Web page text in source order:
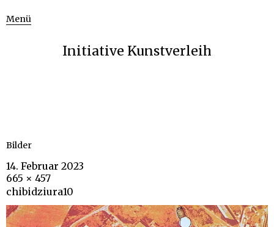
Menü
Initiative Kunstverleih
Bilder
14. Februar 2023
665 × 457
chibidziura10